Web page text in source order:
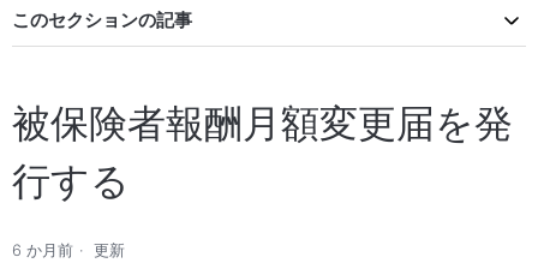
このセクションの記事
被保険者報酬月額変更届を発
行する
6 か月前 更新